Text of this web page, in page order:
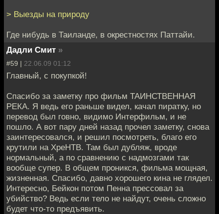
> Выезды на природу
Где нибудь в Таиланде, в окрестностях Паттайи.
Дадли Смит »
#59 | 22.06.09 01:12
Главный, с покупкой!
Спасибо за заметку про фильм ТАИНСТВЕННАЯ
РЕКА. Я ведь его раньше видел, качал пиратку, но
перевод был говно, видимо Интерфильм, и не
пошло. А вот пару дней назад прочел заметку, снова
заинтересовался, и решил посмотреть, благо его
крутили на ХреНТВ. Там был дубляж, вроде
нормальный, а по сравнению с надмозгами так
вообще супер. В общем проникся, фильма мощная,
жизненная. Спасибо, давно хорошего кина не глядел.
Интересно, Бейкон потом Пенна прессовал за
убийство? Ведь если тело не найдут, очень сложно
будет что-то предъявить.